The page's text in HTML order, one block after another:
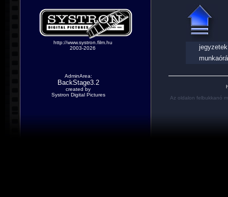
Az oldalon felbukkanó
http://www.systron.film.hu
2003-2026
AdminArea:
BackStage3.2
created by
Systron Digital Pictures